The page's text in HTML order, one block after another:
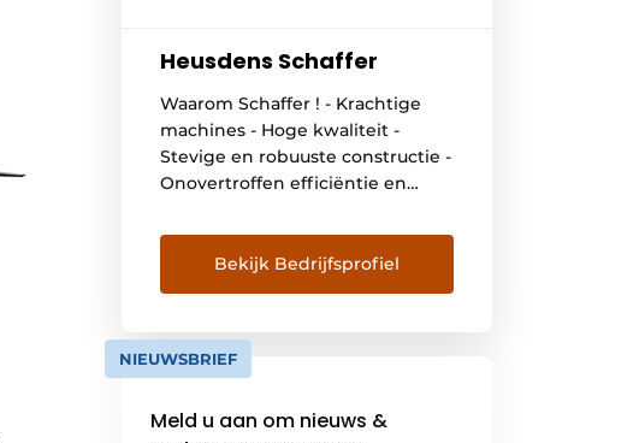
Heusdens Schaffer
Waarom Schaffer ! - Krachtige
machines - Hoge kwaliteit -
Stevige en robuuste constructie -
Onovertroffen efficiëntie en
Innovatieve technologie en
uitstekende ontwikkeling - Voor
zijn polyvalentie - Gebouwd op
altijd mogelijk
Bekijk Bedrijfsprofiel
NIEUWSBRIEF
Meld u aan om nieuws &